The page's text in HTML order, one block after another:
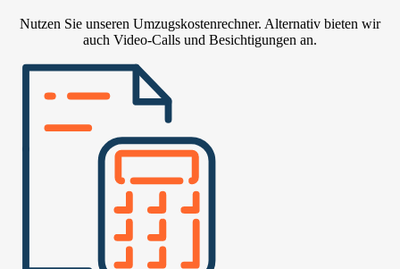
Nutzen Sie unseren Umzugskostenrechner. Alternativ bieten wir
auch Video-Calls und Besichtigungen an.